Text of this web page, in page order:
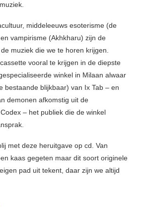
middeleeuws esoterisme (de
vampirisme (Akhkharu) zijn de
muziek die we te horen krijgen.
vooral te krijgen in de diepste
winkel in Milaan alwaar
bestaande blijkbaar) van Ix Tab – en
demonen afkomstig uit de
– het publiek die de winkel
met deze heruitgave op cd. Van
kaas gegeten maar dit soort originele
pad uit tekent, daar zijn we altijd